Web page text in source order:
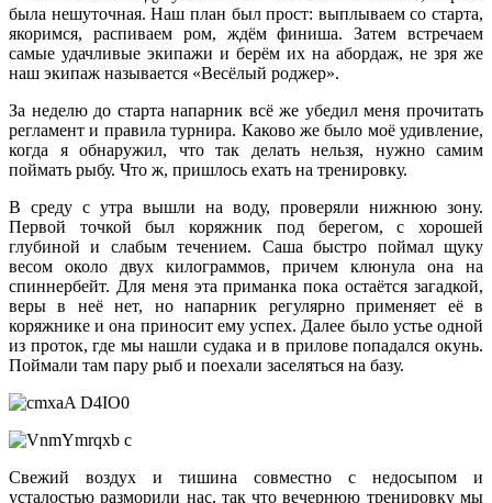
была нешуточная. Наш план был прост: выплываем со старта,
якоримся, распиваем ром, ждём финиша. Затем встречаем
самые удачливые экипажи и берём их на абордаж, не зря же
наш экипаж называется «Весёлый роджер».
За неделю до старта напарник всё же убедил меня прочитать
регламент и правила турнира. Каково же было моё удивление,
когда я обнаружил, что так делать нельзя, нужно самим
поймать рыбу. Что ж, пришлось ехать на тренировку.
В среду с утра вышли на воду, проверяли нижнюю зону.
Первой точкой был коряжник под берегом, с хорошей
глубиной и слабым течением. Саша быстро поймал щуку
весом около двух килограммов, причем клюнула она на
спиннербейт. Для меня эта приманка пока остаётся загадкой,
веры в неё нет, но напарник регулярно применяет её в
коряжнике и она приносит ему успех. Далее было устье одной
из проток, где мы нашли судака и в прилове попадался окунь.
Поймали там пару рыб и поехали заселяться на базу.
Свежий воздух и тишина совместно с недосыпом и
усталостью разморили нас, так что вечернюю тренировку мы